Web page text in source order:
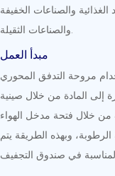
والصناعات الخفيفة
مبدأ العمل
مروحة التدفق المحوري
إلى المادة من خلال صينية
من خلال فتحة مدخل الهواء
وبهذه الطريقة يتم